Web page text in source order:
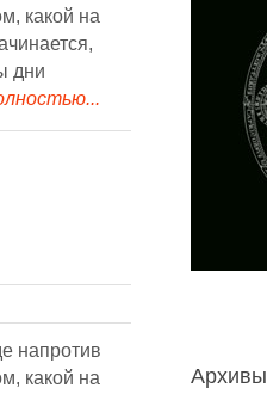
какой на
дни
напротив
какой на
Архивы